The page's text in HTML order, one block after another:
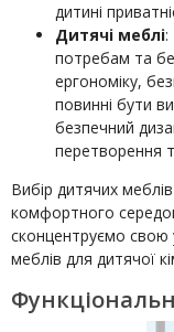
дитині
Дитячі меблі:
потребам та
ергономіку,
повинні бути
безпечний
перетворення
Вибір дитячих
комфортного
сконцентруємо свою
меблів для дитячої